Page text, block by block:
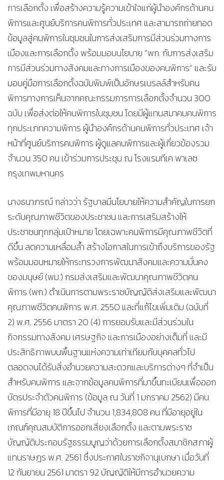
การเลือกตั้ง เพื่อสร้างความรู้ความเข้าใจแก่ผู้นำองค์กรด้านคน
พิการและศูนย์บริการคนพิการทั่วประเทศ และสามารถถ่ายทอด
ข้อมูลสู่คนพิการในชุมชนในการส่งเสริมการมีส่วนร่วมทางการ
เมืองและการเลือกตั้ง พร้อมมอบนโยบาย “พก. กับการส่งเสริม
การมีส่วนร่วมทางสังคมและทางการเมืองของคนพิการ” และรับ
มอบคู่มือการเลือกตั้งฉบับพิมพ์เป็นอักษรเบรลล์สำหรับคน
พิการทางการเห็นจากคณะกรรมการการเลือกตั้งจำนวน 300
ฉบับ เพื่อส่งต่อให้คนพิการในชุมชน โดยมีผู้แทนสมาคมคนพิการ
ทุกประเภทความพิการ ผู้นำองค์กรด้านคนพิการทั่วประเทศ เจ้า
หน้าที่ศูนย์บริการคนพิการ ผู้ดูแลคนพิการและผู้เกี่ยวข้องรวม
จำนวน 350 คน เข้าร่วมการประชุม ณ โรงแรมทีเค พาเลซ
กรุงเทพมหานคร
นางธนาภรณ์ กล่าวว่า รัฐบาลมีนโยบายให้ความสำคัญในการยก
ระดับคุณภาพชีวิตของประชาชน และการเสริมสร้างให้
ประชาชนทุกกลุ่มเป้าหมาย โดยเฉพาะคนพิการมีคุณภาพชีวิตที่
ดีขึ้น ลดความเหลื่อมล้ำ สร้างโอกาสในการเข้าถึงบริการของรัฐ
พร้อมมอบหมายให้กระทรวงการพัฒนาสังคมและความมั่นคง
ของมนุษย์ (พม.) กรมส่งเสริมและพัฒนาคุณภาพชีวิตคน
พิการ (พก.) ดำเนินการตามพระราชบัญญัติส่งเสริมและพัฒนา
คุณภาพชีวิตคนพิการ พ.ศ. 2550 และที่แก้ไขเพิ่มเติม (ฉบับที่
2) พ.ศ. 2556 มาตรา 20 (4) การยอมรับและมีส่วนร่วมใน
กิจกรรมทางสังคม เศรษฐกิจ และการเมืองอย่างเต็มที่ และมี
ประสิทธิภาพบนพื้นฐานแห่งความเท่าเทียมกับบุคคลทั่วไป
ตลอดจนได้รับสิ่งอำนวยความสะดวกและบริการต่างๆ ที่จำเป็น
สำหรับคนพิการ และจากข้อมูลคนพิการที่มาขึ้นทะเบียนเพื่อออก
บัตรประจำตัวคนพิการ (ข้อมูล ณ วันที่ 1 มกราคม 2562) มีคน
พิการที่มีอายุ 18 ปีขึ้นไป จำนวน 1,834,808 คน ที่มีอายุอยู่ใน
เกณฑ์คุณสมบัติการออกเสียงเลือกตั้ง และตามพระราช
บัญญัติประกอบรัฐธรรมนูญว่าด้วยการเลือกตั้งสมาชิกสภาผู้
แทนราษฎร พ.ศ. 2561 ซึ่งประกาศในราชกิจานุเบกษา เมื่อวันที่
12 กันยายน 2561 มาตรา 92 บัญญัติให้มีการอํานวยความ